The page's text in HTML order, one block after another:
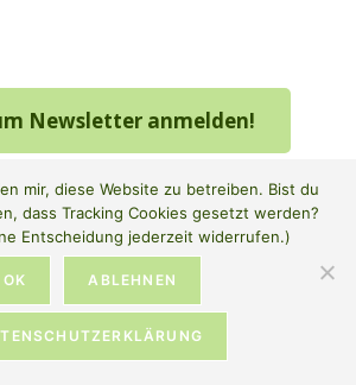
Newsletter anmelden!
dich wieder
mir, diese Website zu betreiben. Bist du
dass Tracking Cookies gesetzt werden?
Entscheidung jederzeit widerrufen.)
OK ABLEHNEN